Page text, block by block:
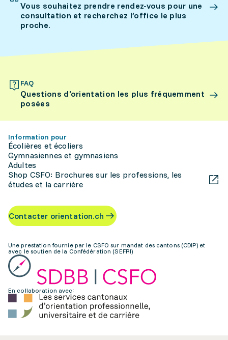
Vous souhaitez prendre rendez-vous pour une
consultation et recherchez l’office le plus
proche.
FAQ
Questions d’orientation les plus fréquemment
posées
Information pour
Écolières et écoliers
Gymnasiennes et gymnasiens
Adultes
Shop CSFO: Brochures sur les professions, les
études et la carrière
Contacter orientation.ch
Une prestation fournie par le CSFO sur mandat des cantons (CDIP) et
avec le soutien de la Confédération (SEFRI)
En collaboration avec: